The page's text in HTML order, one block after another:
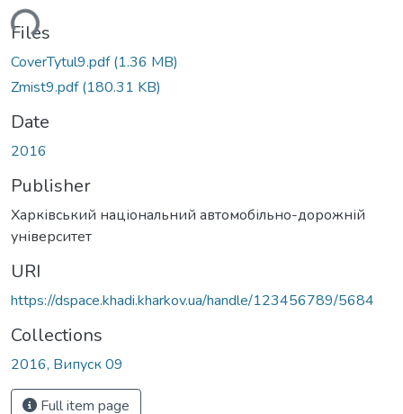
Files
CoverTytul9.pdf(1.36 MB)
Zmist9.pdf(180.31 KB)
Date
2016
Publisher
Харківський національний автомобільно-дорожній
університет
URI
https://dspace.khadi.kharkov.ua/handle/123456789/5684
Collections
2016, Випуск 09
Full item page